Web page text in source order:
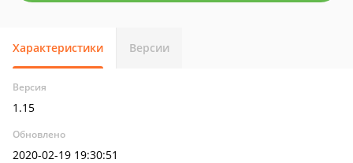
Характеристики Версии
Версия
1.15
Обновлено
2020-02-19 19:30:51